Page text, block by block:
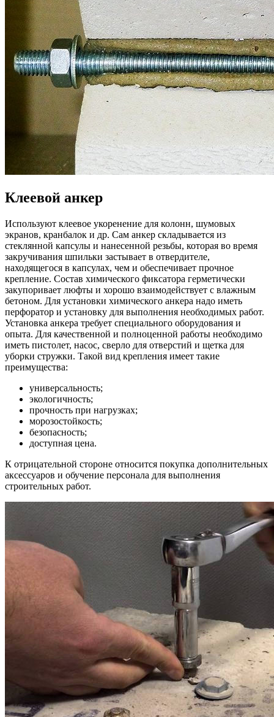
Клеевой анкер
Используют клеевое укоренение для колонн, шумовых
экранов, кранбалок и др. Сам анкер складывается из
стеклянной капсулы и нанесенной резьбы, которая во время
закручивания шпильки застывает в отвердителе,
находящегося в капсулах, чем и обеспечивает прочное
крепление. Состав химического фиксатора герметически
закупоривает люфты и хорошо взаимодействует с влажным
бетоном. Для установки химического анкера надо иметь
перфоратор и установку для выполнения необходимых работ.
Установка анкера требует специального оборудования и
опыта. Для качественной и полноценной работы необходимо
иметь пистолет, насос, сверло для отверстий и щетка для
уборки стружки. Такой вид крепления имеет такие
преимущества:
универсальность;
экологичность;
прочность при нагрузках;
морозостойкость;
безопасность;
доступная цена.
К отрицательной стороне относится покупка дополнительных
аксессуаров и обучение персонала для выполнения
строительных работ.